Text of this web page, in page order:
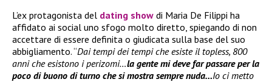
L’ex protagonista del dating show di Maria De Filippi ha
affidato ai social uno sfogo molto diretto, spiegando di non
accettare di essere definita o giudicata sulla base del suo
abbigliamento. “Dai tempi dei tempi che esiste il topless, 800
anni che esistono i perizomi…la gente mi deve far passare per la
poco di buono di turno che si mostra sempre nuda…Io ci metto